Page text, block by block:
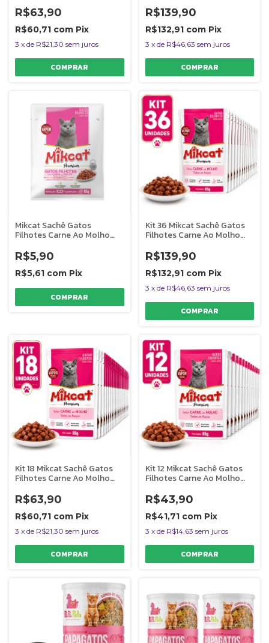
R$63,90
R$60,71 com Pix
3 x de R$21,30 sem juros
R$139,90
R$132,91 com Pix
3 x de R$46,63 sem juros
Mikcat Sachê Gatos
Filhotes Carne Ao Molho
R$5,90
R$5,61 com Pix
Kit 36 Mikcat Sachê Gatos
Filhotes Carne Ao Molho
R$139,90
R$132,91 com Pix
3 x de R$46,63 sem juros
Kit 18 Mikcat Sachê Gatos
Filhotes Carne Ao Molho
R$63,90
R$60,71 com Pix
3 x de R$21,30 sem juros
Kit 12 Mikcat Sachê Gatos
Filhotes Carne Ao Molho
R$43,90
R$41,71 com Pix
3 x de R$14,63 sem juros